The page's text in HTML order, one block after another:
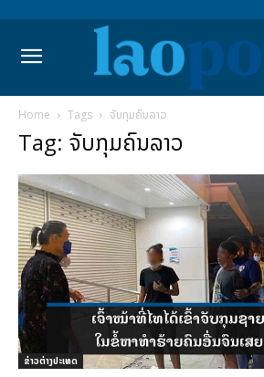
Home Tags ຈັບກຸມຄົນລາວ
Tag: ຈັບກຸມຄົນລາວ
ຂ່າວຕ່າງປະເທດ